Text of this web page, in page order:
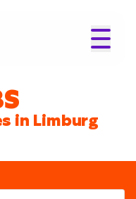
in Limburg